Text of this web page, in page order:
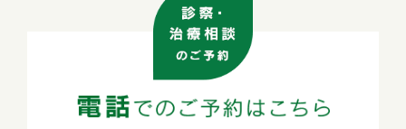
期的に研修会を実施し、より良い医療サービス提供
に努めてまいります。
【ゴールデンウィーク 休診のお知らせ】